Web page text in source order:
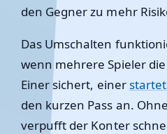
den Gegner zu mehr
Das Umschalten
wenn mehrere Spieler
Einer sichert, einer startet
den kurzen Pass an.
verpufft der Konter